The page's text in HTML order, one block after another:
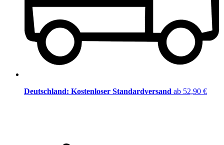
Deutschland: Kostenloser Standardversand ab 52,90 €